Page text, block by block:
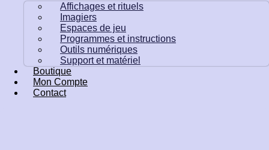
Affichages et rituels
Imagiers
Espaces de jeu
Programmes et instructions
Outils numériques
Support et matériel
Boutique
Mon Compte
Contact